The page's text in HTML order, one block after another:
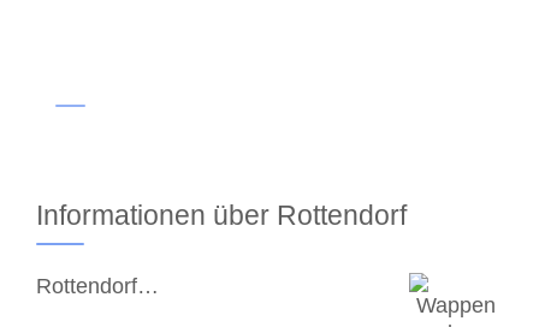
Informationen über Rottendorf
Rottendorf…